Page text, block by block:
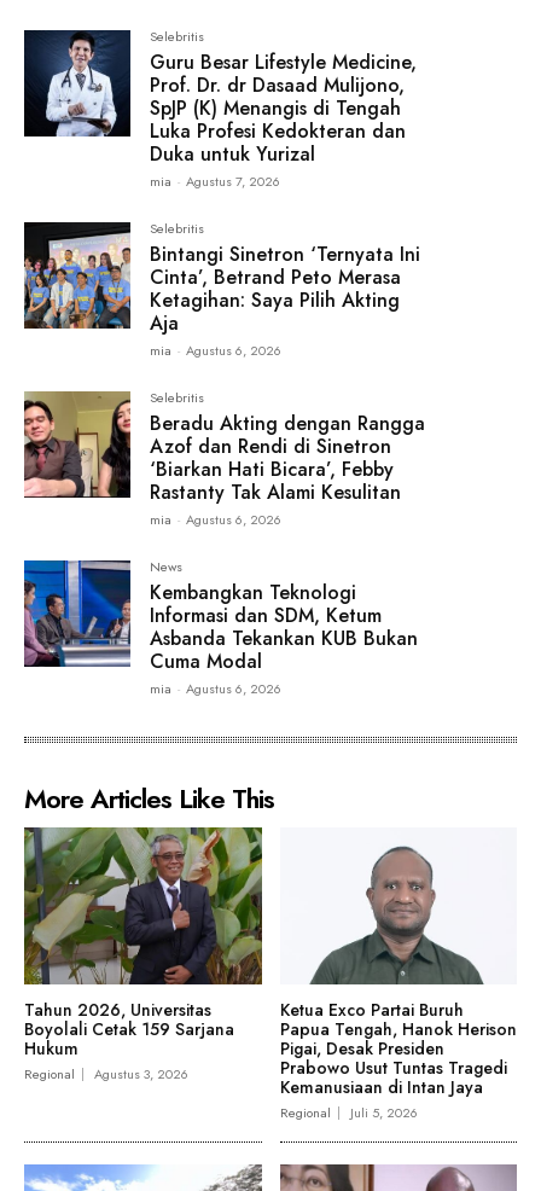
Selebritis
Guru Besar Lifestyle Medicine,
Prof. Dr. dr Dasaad Mulijono,
SpJP (K) Menangis di Tengah
Luka Profesi Kedokteran dan
Duka untuk Yurizal
mia - Agustus 7, 2026
Selebritis
Bintangi Sinetron ‘Ternyata Ini
Cinta’, Betrand Peto Merasa
Ketagihan: Saya Pilih Akting
Aja
mia - Agustus 6, 2026
Selebritis
Beradu Akting dengan Rangga
Azof dan Rendi di Sinetron
‘Biarkan Hati Bicara’, Febby
Rastanty Tak Alami Kesulitan
mia - Agustus 6, 2026
News
Kembangkan Teknologi
Informasi dan SDM, Ketum
Asbanda Tekankan KUB Bukan
Cuma Modal
mia - Agustus 6, 2026
More Articles Like This
Tahun 2026, Universitas
Boyolali Cetak 159 Sarjana
Hukum
Regional Agustus 3, 2026
Ketua Exco Partai Buruh
Papua Tengah, Hanok Herison
Pigai, Desak Presiden
Prabowo Usut Tuntas Tragedi
Kemanusiaan di Intan Jaya
Regional Juli 5, 2026